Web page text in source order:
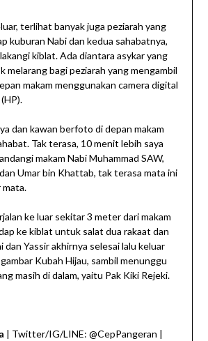
terlihat banyak juga peziarah yang
kuburan Nabi dan kedua sahabatnya,
kiblat. Ada diantara asykar yang
melarang bagi peziarah yang mengambil
makam menggunakan camera digital
dan kawan berfoto di depan makam
Tak terasa, 10 menit lebih saya
makam Nabi Muhammad SAW,
Umar bin Khattab, tak terasa mata ini
mata.
ke luar sekitar 3 meter dari makam
ke kiblat untuk salat dua rakaat dan
dan Yassir akhirnya selesai lalu keluar
Kubah Hijau, sambil menunggu
masih di dalam, yaitu Pak Kiki Rejeki.
| Twitter/IG/LINE: @CepPangeran |